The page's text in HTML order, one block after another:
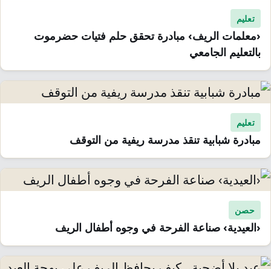
تعليم
‹معلمات الريف› مبادرة تحقق حلم فتيات حضرموت
بالتعليم الجامعي
تعليم
مبادرة شبابية تنقذ مدرسة ريفية من التوقف
حصن
‹العيدية› صناعة الفرحة في وجوه أطفال الريف